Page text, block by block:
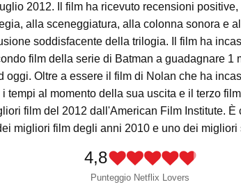
2012. Il film ha ricevuto recensioni
alla sceneggiatura, alla colonna sonora e
soddisfacente della trilogia. Il film ha
film della serie di Batman a guadagnare 1
oggi. Oltre a essere il film di Nolan che ha
tempi al momento della sua uscita e il terzo
film del 2012 dall'American Film Institute.
migliori film degli anni 2010 e uno dei migliori
4,8
Punteggio Netflix Lovers